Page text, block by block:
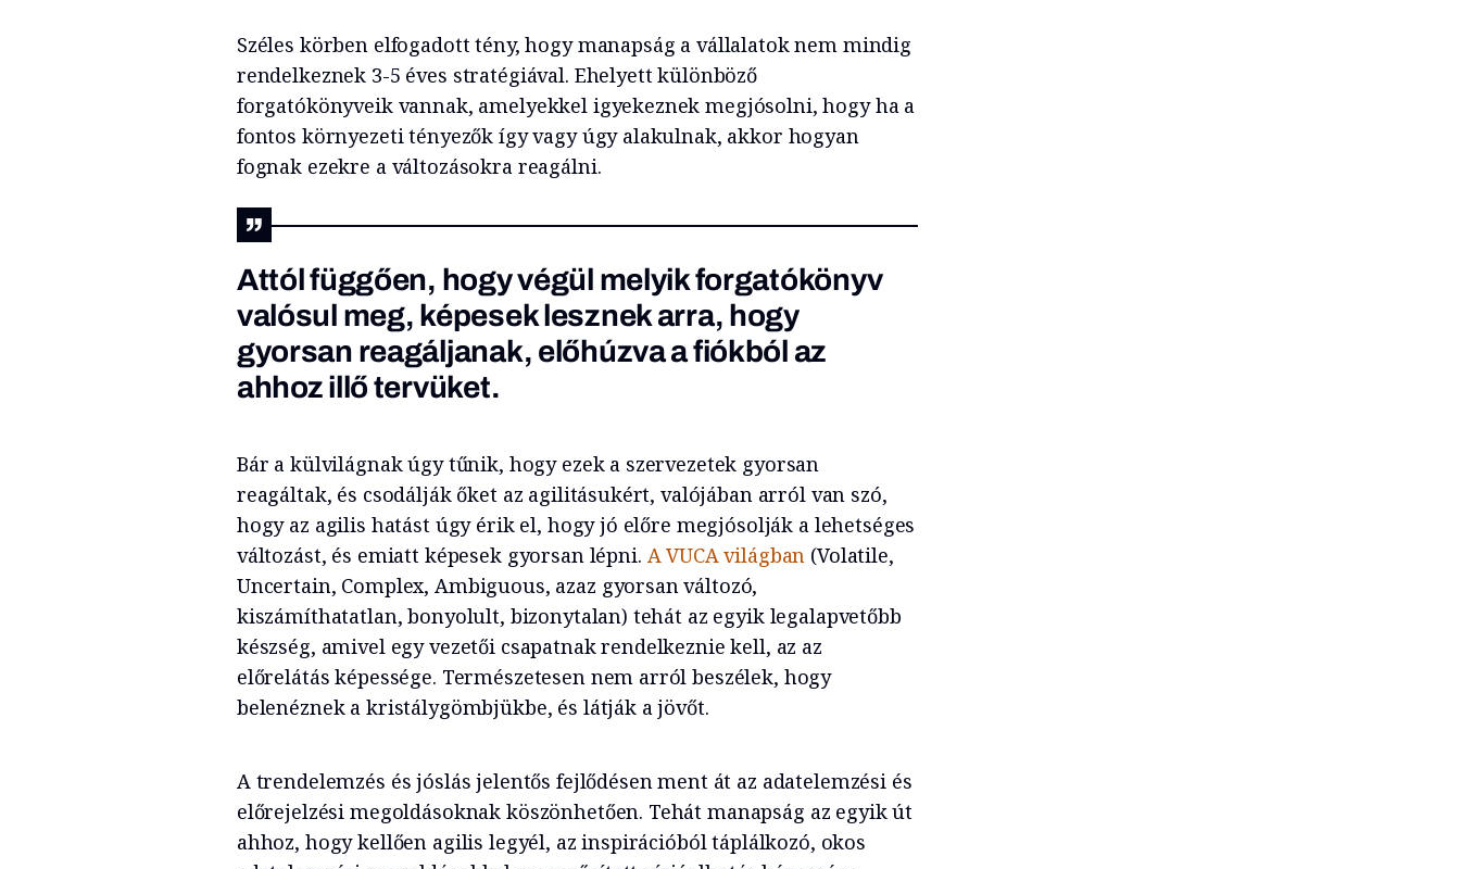
Széles körben elfogadott tény, hogy manapság a vállalatok nem mindig
rendelkeznek 3-5 éves stratégiával. Ehelyett különböző
forgatókönyveik vannak, amelyekkel igyekeznek megjósolni, hogy ha a
fontos környezeti tényezők így vagy úgy alakulnak, akkor hogyan
fognak ezekre a változásokra reagálni.
Attól függően, hogy végül melyik forgatókönyv
valósul meg, képesek lesznek arra, hogy
gyorsan reagáljanak, előhúzva a fiókból az
ahhoz illő tervüket.
Bár a külvilágnak úgy tűnik, hogy ezek a szervezetek gyorsan
reagáltak, és csodálják őket az agilitásukért, valójában arról van szó,
hogy az agilis hatást úgy érik el, hogy jó előre megjósolják a lehetséges
változást, és emiatt képesek gyorsan lépni. A VUCA világban (Volatile,
Uncertain, Complex, Ambiguous, azaz gyorsan változó,
kiszámíthatatlan, bonyolult, bizonytalan) tehát az egyik legalapvetőbb
készség, amivel egy vezetői csapatnak rendelkeznie kell, az az
előrelátás képessége. Természetesen nem arról beszélek, hogy
belenéznek a kristálygömbjükbe, és látják a jövőt.
A trendelemzés és jóslás jelentős fejlődésen ment át az adatelemzési és
előrejelzési megoldásoknak köszönhetően. Tehát manapság az egyik út
ahhoz, hogy kellően agilis legyél, az inspirációból táplálkozó, okos